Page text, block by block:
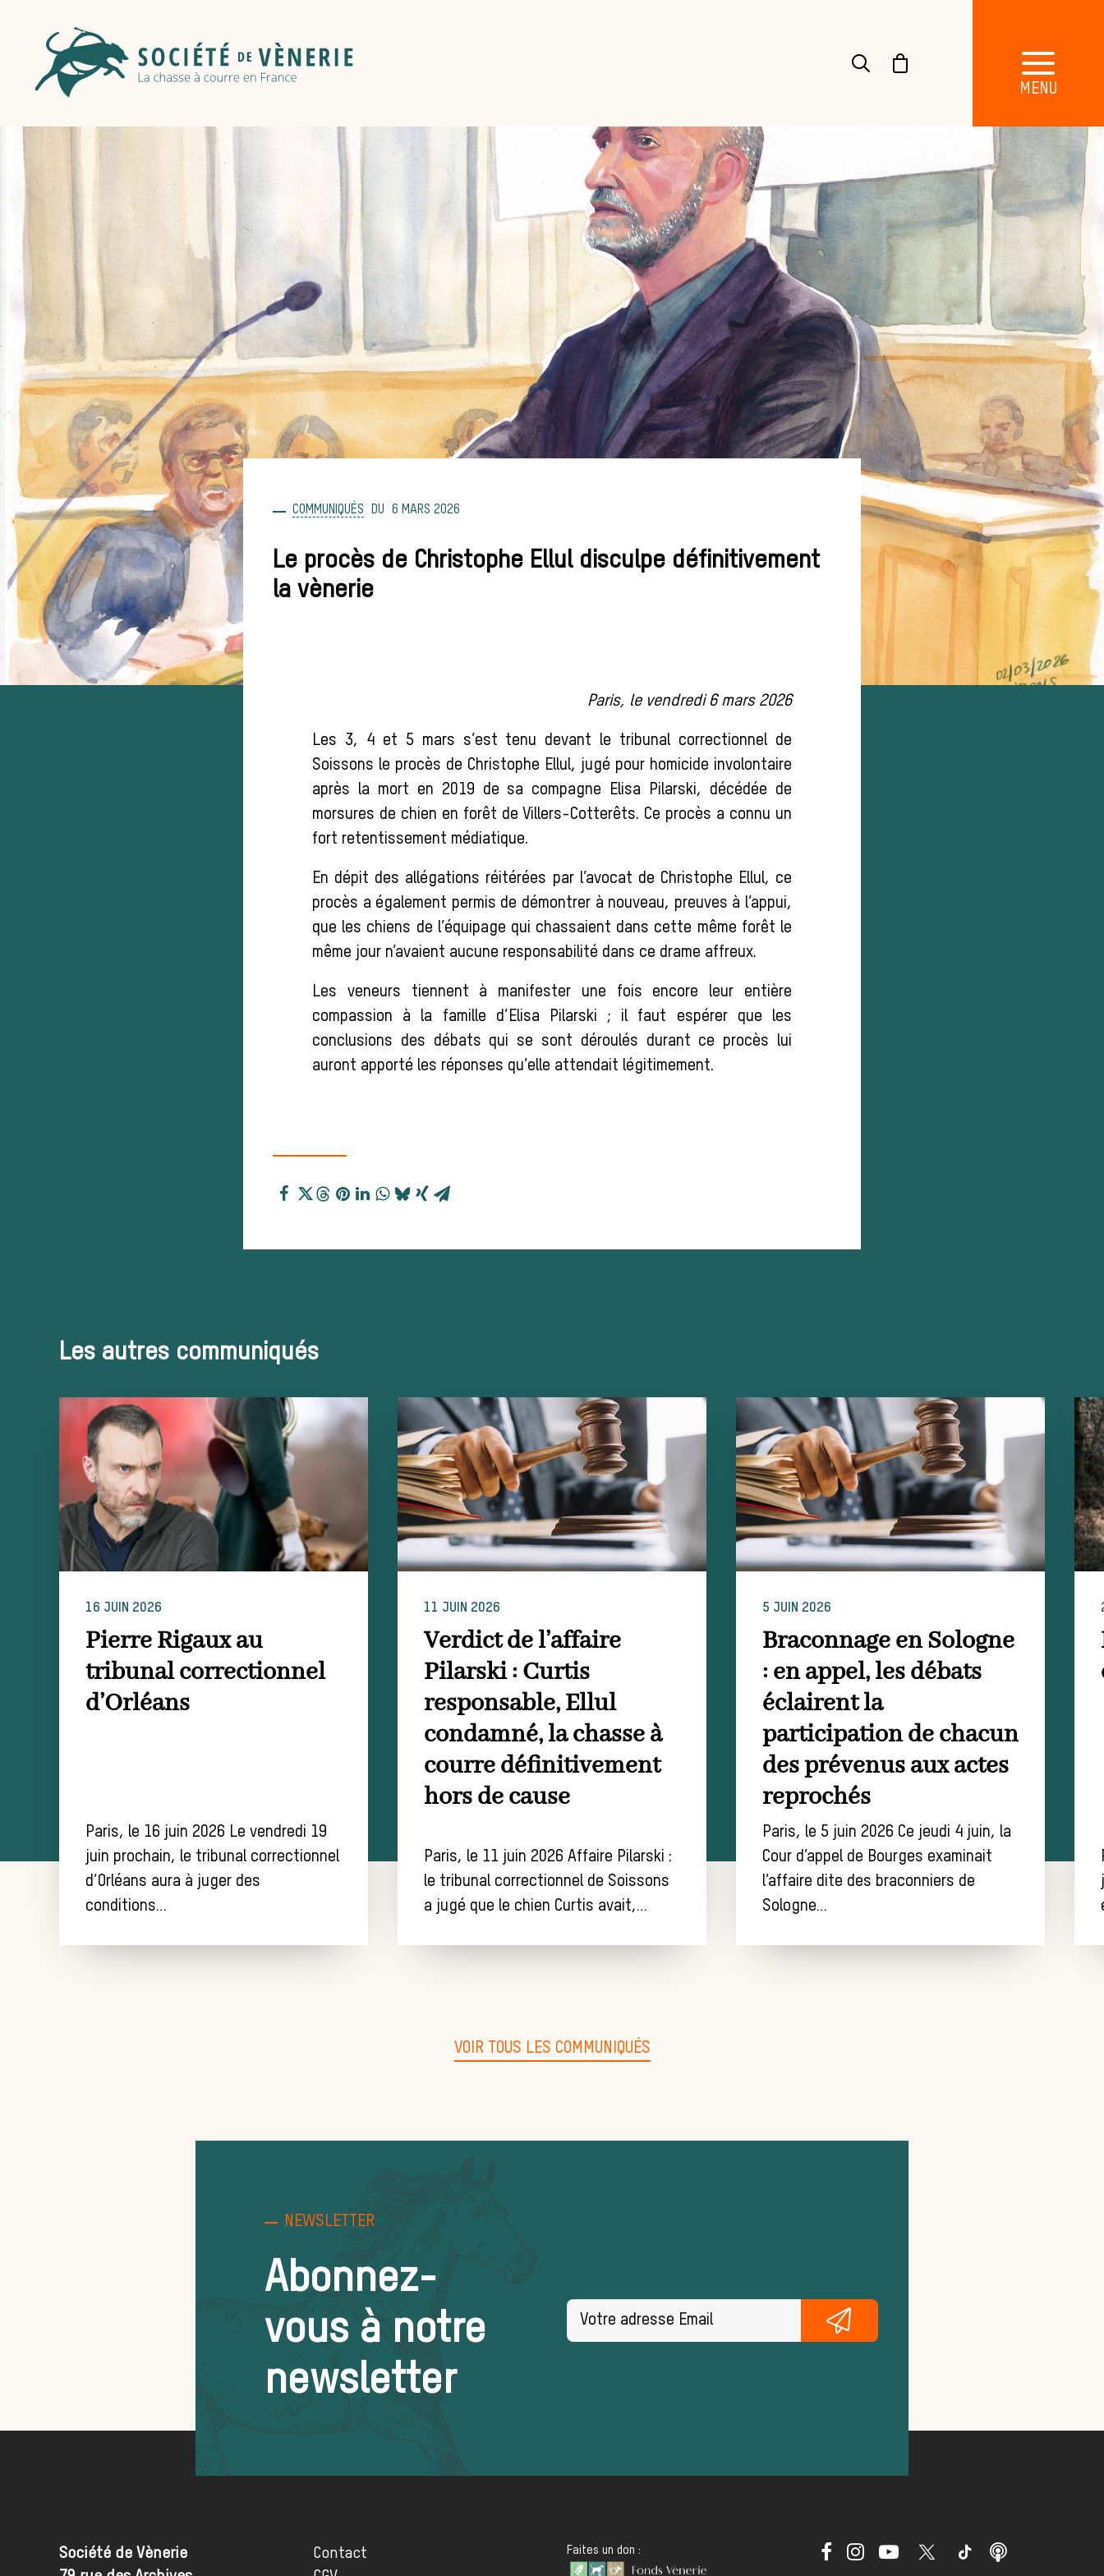
COMMUNIQUÉS 6 MARS 2026
Le procès de Christophe Ellul disculpe définitivement
la vènerie
Paris, le vendredi 6 mars 2026
Les 3, 4 et 5 mars s’est tenu devant le tribunal correctionnel de
Soissons le procès de Christophe Ellul, jugé pour homicide involontaire
après la mort en 2019 de sa compagne Elisa Pilarski, décédée de
morsures de chien en forêt de Villers-Cotterêts. Ce procès a connu un
fort retentissement médiatique.
En dépit des allégations réitérées par l’avocat de Christophe Ellul, ce
procès a également permis de démontrer à nouveau, preuves à l’appui,
que les chiens de l’équipage qui chassaient dans cette même forêt le
même jour n’avaient aucune responsabilité dans ce drame affreux.
Les veneurs tiennent à manifester une fois encore leur entière
compassion à la famille d’Elisa Pilarski ; il faut espérer que les
conclusions des débats qui se sont déroulés durant ce procès lui
auront apporté les réponses qu’elle attendait légitimement.
Les autres communiqués
16 JUIN 2026
Pierre Rigaux au
tribunal correctionnel
d’Orléans
Paris, le 16 juin 2026 Le vendredi 19
juin prochain, le tribunal correctionnel
d’Orléans aura à juger des
conditions…
11 JUIN 2026
Verdict de l’affaire
Pilarski : Curtis
responsable, Ellul
condamné, la chasse à
courre définitivement
hors de cause
Paris, le 11 juin 2026 Affaire Pilarski :
le tribunal correctionnel de Soissons
a jugé que le chien Curtis avait,…
5 JUIN 2026
Braconnage en Sologne
: en appel, les débats
éclairent la
participation de chacun
des prévenus aux actes
reprochés
Paris, le 5 juin 2026 Ce jeudi 4 juin, la
Cour d’appel de Bourges examinait
l’affaire dite des braconniers de
Sologne…
VOIR TOUS LES COMMUNIQUÉS
NEWSLETTER
Abonnez-
vous à notre
newsletter
Société de Vènerie
Contact
Faites un don :